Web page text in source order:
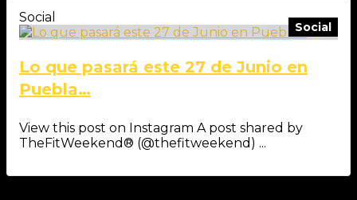
Social
Social
Lo que pasará este 27 de Junio en
Puebla…
View this post on Instagram A post shared by
TheFitWeekend® (@thefitweekend) ...